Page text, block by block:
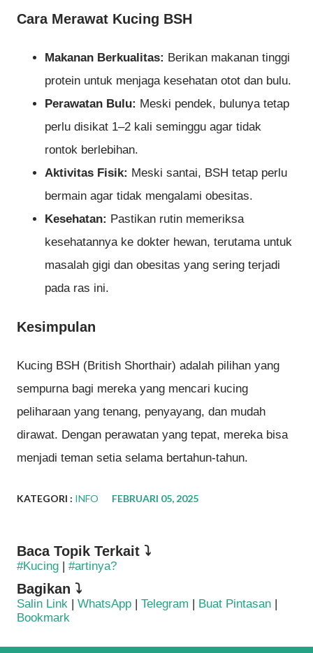
Cara Merawat Kucing BSH
Makanan Berkualitas: Berikan makanan tinggi
protein untuk menjaga kesehatan otot dan bulu.
Perawatan Bulu: Meski pendek, bulunya tetap
perlu disikat 1–2 kali seminggu agar tidak
rontok berlebihan.
Aktivitas Fisik: Meski santai, BSH tetap perlu
bermain agar tidak mengalami obesitas.
Kesehatan: Pastikan rutin memeriksa
kesehatannya ke dokter hewan, terutama untuk
masalah gigi dan obesitas yang sering terjadi
pada ras ini.
Kesimpulan
Kucing BSH (British Shorthair) adalah pilihan yang
sempurna bagi mereka yang mencari kucing
peliharaan yang tenang, penyayang, dan mudah
dirawat. Dengan perawatan yang tepat, mereka bisa
menjadi teman setia selama bertahun-tahun.
KATEGORI : INFO FEBRUARI 05, 2025
Baca Topik Terkait ⤵
#Kucing #artinya?
Bagikan ⤵
Salin Link WhatsApp Telegram Buat Pintasan
Bookmark